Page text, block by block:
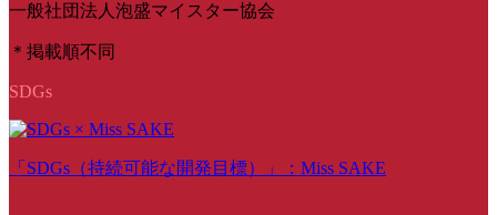
一般社団法人泡盛マイスター協会
＊掲載順不同
SDGs
「SDGs（持続可能な開発目標）」：Miss SAKE